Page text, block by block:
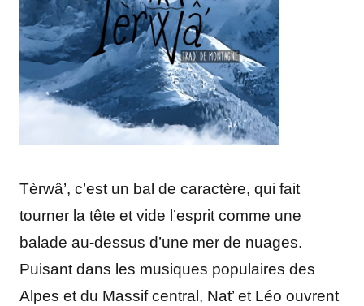
Tèrwâ’, c’est un bal de caractère, qui fait
tourner la tête et vide l’esprit comme une
balade au-dessus d’une mer de nuages.
Puisant dans les musiques populaires des
Alpes et du Massif central, Nat’ et Léo ouvrent